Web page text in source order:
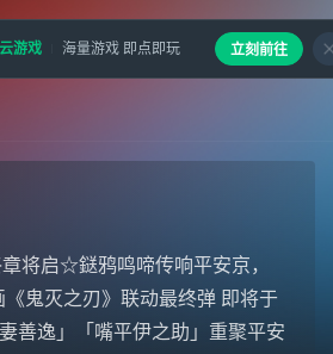
将启☆​ 鎹鸦鸣啼传响平安京，
鬼灭之刃》联动最终弹 即将于
善逸」「嘴平伊之助」重聚平安
游戏 海量游戏 即点即玩 立刻前往